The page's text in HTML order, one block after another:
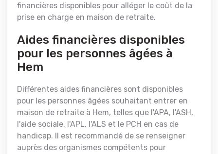
financières disponibles pour alléger le coût de la
prise en charge en maison de retraite.
Aides financières disponibles
pour les personnes âgées à
Hem
Différentes aides financières sont disponibles
pour les personnes âgées souhaitant entrer en
maison de retraite à Hem, telles que l'APA, l'ASH,
l'aide sociale, l'APL, l'ALS et le PCH en cas de
handicap. Il est recommandé de se renseigner
auprès des organismes compétents pour